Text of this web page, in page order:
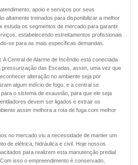
apoio e serviços por seus
altamente treinados para disponibilizar a melhor
estuda os segmentos de mercado para garantir
estabelecendo estreitamentos profissionais
se para as mais específicas demandas.
: A Central de Alarme de Incêndio está conectada
pressurização das Escadas, assim, uma vez que
alteração no ambiente seja por
algum indício de fogo, e a central se
o sistema de exaustão, para que ele seja
devem ser ligados e extrair os
assim melhora a rota de fuga com melhor
no mercado viu a necessidade de manter um
de elétrica, hidráulica e civil. Hoje nossos
para realizem esta manutenção predial
isso o empreendimento é conservado,